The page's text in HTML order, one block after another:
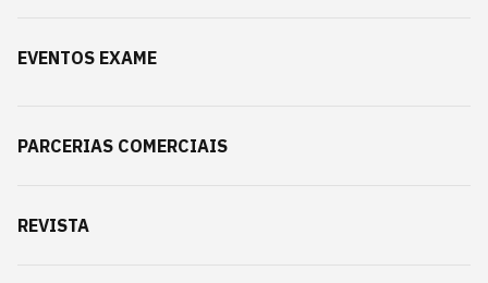
EVENTOS EXAME
PARCERIAS COMERCIAIS
REVISTA